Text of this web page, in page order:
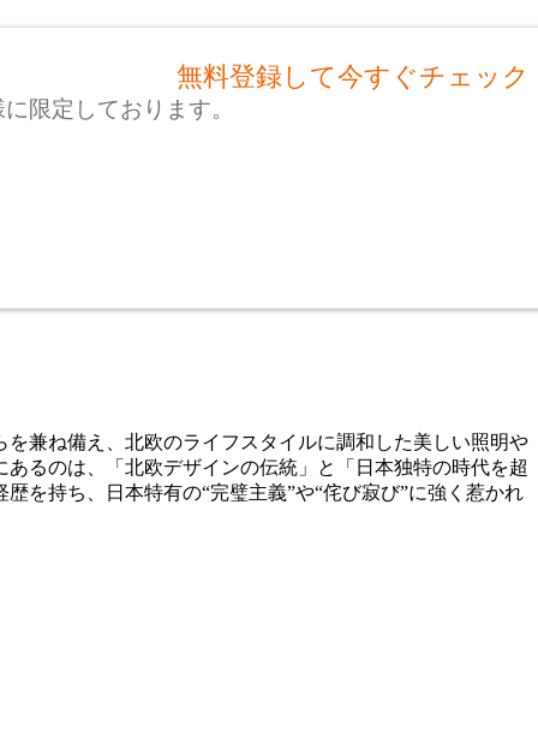
無料登録して今すぐチェック
限定しております。
兼ね備え、北欧のライフスタイルに調和した美しい照明や
るのは、「北欧デザインの伝統」と「日本独特の時代を超
を持ち、日本特有の“完璧主義”や“侘び寂び”に強く惹かれ